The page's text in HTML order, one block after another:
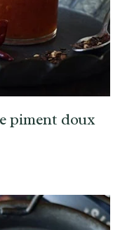
piment doux